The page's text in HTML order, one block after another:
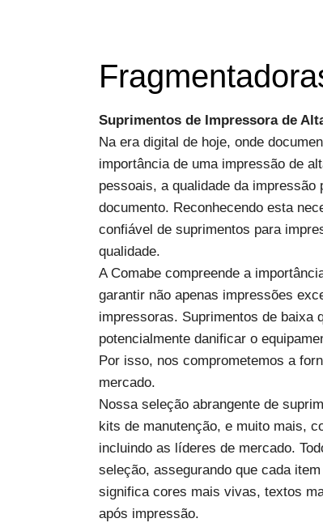
Suprimentos de Impressora de
Na era digital de hoje, onde
importância de uma impressão de
pessoais, a qualidade da
documento. Reconhecendo esta
confiável de suprimentos para
qualidade.
A Comabe compreende a
garantir não apenas impressões
impressoras. Suprimentos de baixa
potencialmente danificar o
Por isso, nos comprometemos a
mercado.
Nossa seleção abrangente de
kits de manutenção, e muito mais,
incluindo as líderes de mercado.
seleção, assegurando que cada
significa cores mais vivas, textos
após impressão.